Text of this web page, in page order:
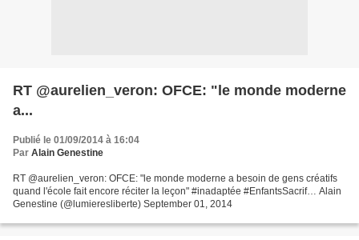
RT @aurelien_veron: OFCE: "le monde moderne
a...
Publié le 01/09/2014 à 16:04
Par Alain Genestine
RT @aurelien_veron: OFCE: "le monde moderne a besoin de gens créatifs
quand l'école fait encore réciter la leçon" #inadaptée #EnfantsSacrif… Alain
Genestine (@lumieresliberte) September 01, 2014